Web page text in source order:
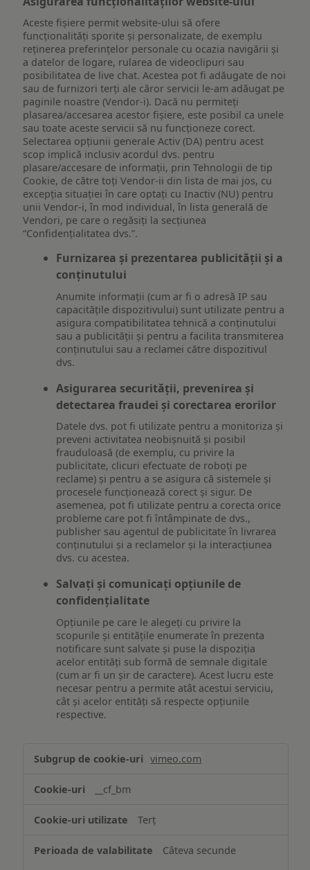
Aceste fișiere permit website-ului să ofere
funcționalități sporite și personalizate, de exemplu
reţinerea preferinţelor personale cu ocazia navigării și
a datelor de logare, rularea de videoclipuri sau
posibilitatea de live chat. Acestea pot fi adăugate de noi
sau de furnizori terți ale căror servicii le-am adăugat pe
paginile noastre (Vendor-i). Dacă nu permiteți
plasarea/accesarea acestor fișiere, este posibil ca unele
sau toate aceste servicii să nu funcționeze corect.
Selectarea opțiunii generale Activ (DA) pentru acest
scop implică inclusiv acordul dvs. pentru
plasare/accesare de informații, prin Tehnologii de tip
Cookie, de către toți Vendor-ii din lista de mai jos, cu
excepția situației în care optați cu Inactiv (NU) pentru
unii Vendor-i, în mod individual, în lista generală de
Vendori, pe care o regăsiți la secțiunea
“Confidențialitatea dvs.”.
Furnizarea și prezentarea publicității și a
conținutului
Anumite informații (cum ar fi o adresă IP sau
capacitățile dispozitivului) sunt utilizate pentru a
asigura compatibilitatea tehnică a conținutului
sau a publicității și pentru a facilita transmiterea
conținutului sau a reclamei către dispozitivul
dvs.
Asigurarea securității, prevenirea și
detectarea fraudei și corectarea erorilor
Datele dvs. pot fi utilizate pentru a monitoriza și
preveni activitatea neobișnuită și posibil
frauduloasă (de exemplu, cu privire la
publicitate, clicuri efectuate de roboți pe
reclame) și pentru a se asigura că sistemele și
procesele funcționează corect și sigur. De
asemenea, pot fi utilizate pentru a corecta orice
probleme care pot fi întâmpinate de dvs.,
publisher sau agentul de publicitate în livrarea
conținutului și a reclamelor și la interacțiunea
dvs. cu acestea.
Salvați și comunicați opțiunile de
confidențialitate
Opțiunile pe care le alegeți cu privire la
scopurile și entitățile enumerate în prezenta
notificare sunt salvate și puse la dispoziția
acelor entități sub formă de semnale digitale
(cum ar fi un șir de caractere). Acest lucru este
necesar pentru a permite atât acestui serviciu,
cât și acelor entități să respecte opțiunile
respective.
funcționalităților
ului
vimeo.com
__cf_bm
Terț
Câteva secunde